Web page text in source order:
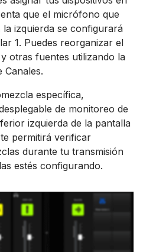
que el micrófono que
izquierda se configurará
1. Puedes reorganizar el
otras fuentes utilizando la
Canales.
específica,
de monitoreo de
izquierda de la pantalla
permitirá verificar
durante tu transmisión
estés configurando.